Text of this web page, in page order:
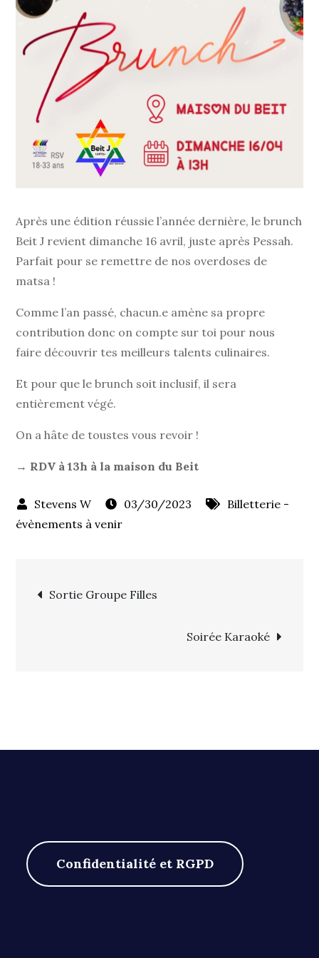
Après une édition réussie l’année dernière, le brunch
Beit J revient dimanche 16 avril, juste après Pessah.
Parfait pour se remettre de nos overdoses de
matsa !
Comme l’an passé, chacun.e amène sa propre
contribution donc on compte sur toi pour nous
faire découvrir tes meilleurs talents culinaires.
Et pour que le brunch soit inclusif, il sera
entièrement végé.
On a hâte de toustes vous revoir !
→ RDV à 13h à la maison du Beit
03/30/2023
Billetterie -
évènements à venir
Navigation
Sortie Groupe Filles
Soirée Karaoké
Confidentialité et RGPD